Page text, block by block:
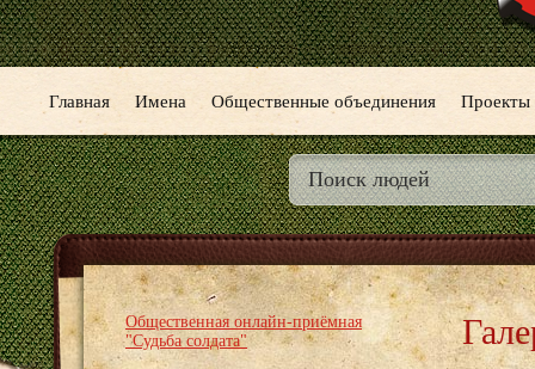
Главная Имена Общественные объединения Проекты
Общественная онлайн-приёмная
"Судьба солдата"